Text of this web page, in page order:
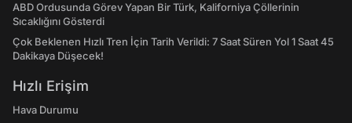
ABD Ordusunda Görev Yapan Bir Türk, Kaliforniya Çöllerinin
Sıcaklığını Gösterdi
Çok Beklenen Hızlı Tren İçin Tarih Verildi: 7 Saat Süren Yol 1 Saat 45
Dakikaya Düşecek!
Hızlı Erişim
Hava Durumu